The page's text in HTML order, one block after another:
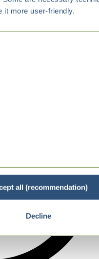
it more user-friendly.
all (recommendation)
Decline